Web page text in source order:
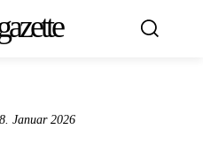
Januar 2026